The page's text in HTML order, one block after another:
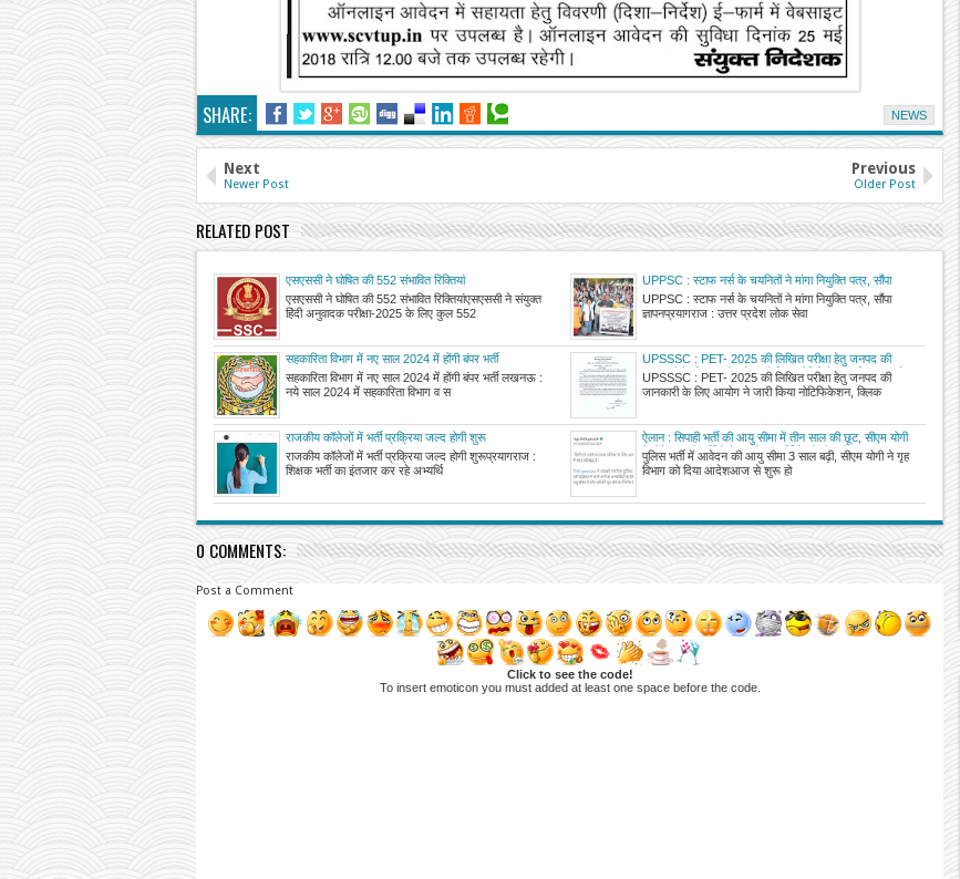
NEWS
SHARE:
Next
Newer Post
Previous
Older Post
RELATED POST
एसएससी ने घोषित की 552 संभावित रिक्तियां
एसएससी ने घोषित की 552 संभावित रिक्तियांएसएससी ने संयुक्त
हिंदी अनुवादक परीक्षा-2025 के लिए कुल 552
UPPSC : स्टाफ नर्स के चयनितों ने मांगा नियुक्ति पत्र, सौंपा
ज्ञापन
UPPSC : स्टाफ नर्स के चयनितों ने मांगा नियुक्ति पत्र, सौंपा
ज्ञापनप्रयागराज : उत्तर प्रदेश लोक सेवा
सहकारिता विभाग में नए साल 2024 में होंगी बंपर भर्ती
सहकारिता विभाग में नए साल 2024 में होंगी बंपर भर्ती लखनऊ :
नये साल 2024 में सहकारिता विभाग व स
UPSSSC : PET- 2025 की लिखित परीक्षा हेतु जनपद की
जानकारी के लिए आयोग ने जारी किया नोटिफिकेशन, क्लिक करके
देखें अपना परीक्षा जनपद
UPSSSC : PET- 2025 की लिखित परीक्षा हेतु जनपद की
जानकारी के लिए आयोग ने जारी किया नोटिफिकेशन, क्लिक
राजकीय कॉलेजों में भर्ती प्रक्रिया जल्द होगी शुरू
राजकीय कॉलेजों में भर्ती प्रक्रिया जल्द होगी शुरूप्रयागराज :
शिक्षक भर्ती का इंतजार कर रहे अभ्यर्थि
ऐलान : सिपाही भर्ती की आयु सीमा में तीन साल की छूट, सीएम योगी
ने होने जा रही भर्तियों में लाखों अभ्यर्थियों को दी बड़ी राहत
पुलिस भर्ती में आवेदन की आयु सीमा 3 साल बढ़ी, सीएम योगी ने गृह
विभाग को दिया आदेशआज से शुरू हो
0 COMMENTS:
Post a Comment
Click to see the code!
To insert emoticon you must added at least one space before the code.